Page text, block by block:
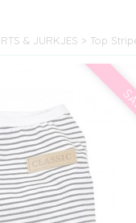
& JURKJES > Top